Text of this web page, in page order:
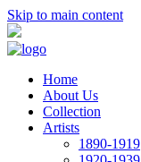
Skip to main content
Home
About Us
Collection
Artists
1890-1919